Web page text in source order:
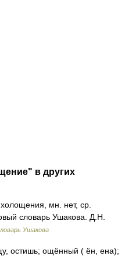
в других
мн. нет, ср.
словарь Ушакова. Д.Н.
Ушакова
остишь; ощённый ( ён, ена);